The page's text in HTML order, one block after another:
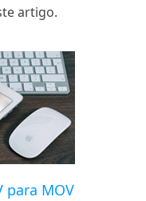
artigo.
para MOV